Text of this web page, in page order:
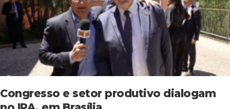
Congresso e setor produtivo dialogam